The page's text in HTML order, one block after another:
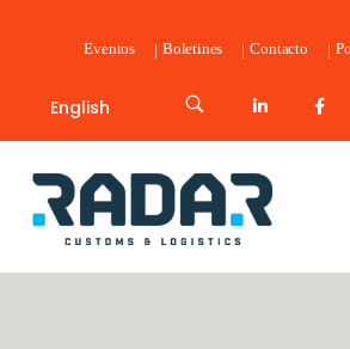
Eventos Boletines Contacto
English
Radar Customs & Logistics